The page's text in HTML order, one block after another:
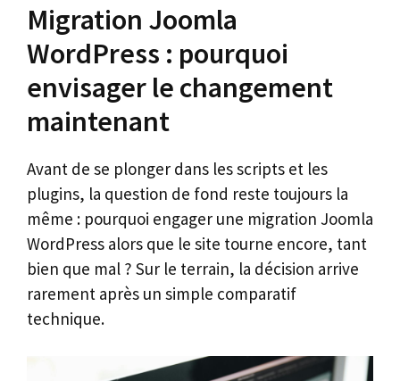
Migration Joomla
WordPress : pourquoi
envisager le changement
maintenant
Avant de se plonger dans les scripts et les
plugins, la question de fond reste toujours la
même : pourquoi engager une migration Joomla
WordPress alors que le site tourne encore, tant
bien que mal ? Sur le terrain, la décision arrive
rarement après un simple comparatif
technique.